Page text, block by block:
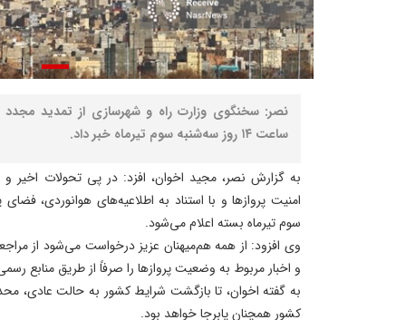
نصر: سخنگوی وزارت راه و شهرسازی از تمدید مجدد
ساعت ۱۴ روز سه‌شنبه سوم تیرماه خبر داد.
به گزارش نصر، مجید اخوان، افزد: در پی تحولات اخیر
سوم تیرماه بسته اعلام می‌شود.
وی افزود: از همه هم‌میهنان عزیز درخواست می‌شود از
و اخبار مربوط به وضعیت پروازها را صرفاً از طریق منابع
به گفته اخوان، تا بازگشت شرایط کشور به حالت عادی،
کشور همچنان پابرجا خواهد بود.